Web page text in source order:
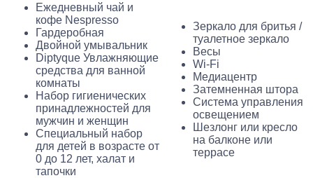
Ежедневный чай и
кофе Nespresso
Гардеробная
Двойной умывальник
Diptyque Увлажняющие
средства для ванной
комнаты
Набор гигиенических
принадлежностей для
мужчин и женщин
Специальный набор
для детей в возрасте от
0 до 12 лет, халат и
тапочки
Зеркало для бритья /
туалетное зеркало
Весы
Wi-Fi
Медиацентр
Затемненная штора
Система управления
освещением
Шезлонг или кресло
на балконе или
террасе